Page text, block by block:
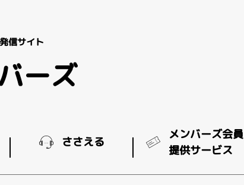
信サイト
ーズ
ささえる
メンバーズ会員
提供サービス